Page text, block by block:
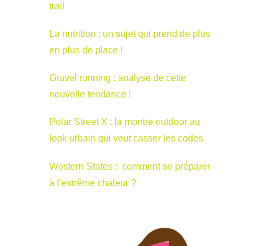
trail
La nutrition : un sujet qui prend de plus
en plus de place !
Gravel running : analyse de cette
nouvelle tendance !
Polar Street X : la montre outdoor au
look urbain qui veut casser les codes
Western States : comment se préparer
à l’extrême chaleur ?